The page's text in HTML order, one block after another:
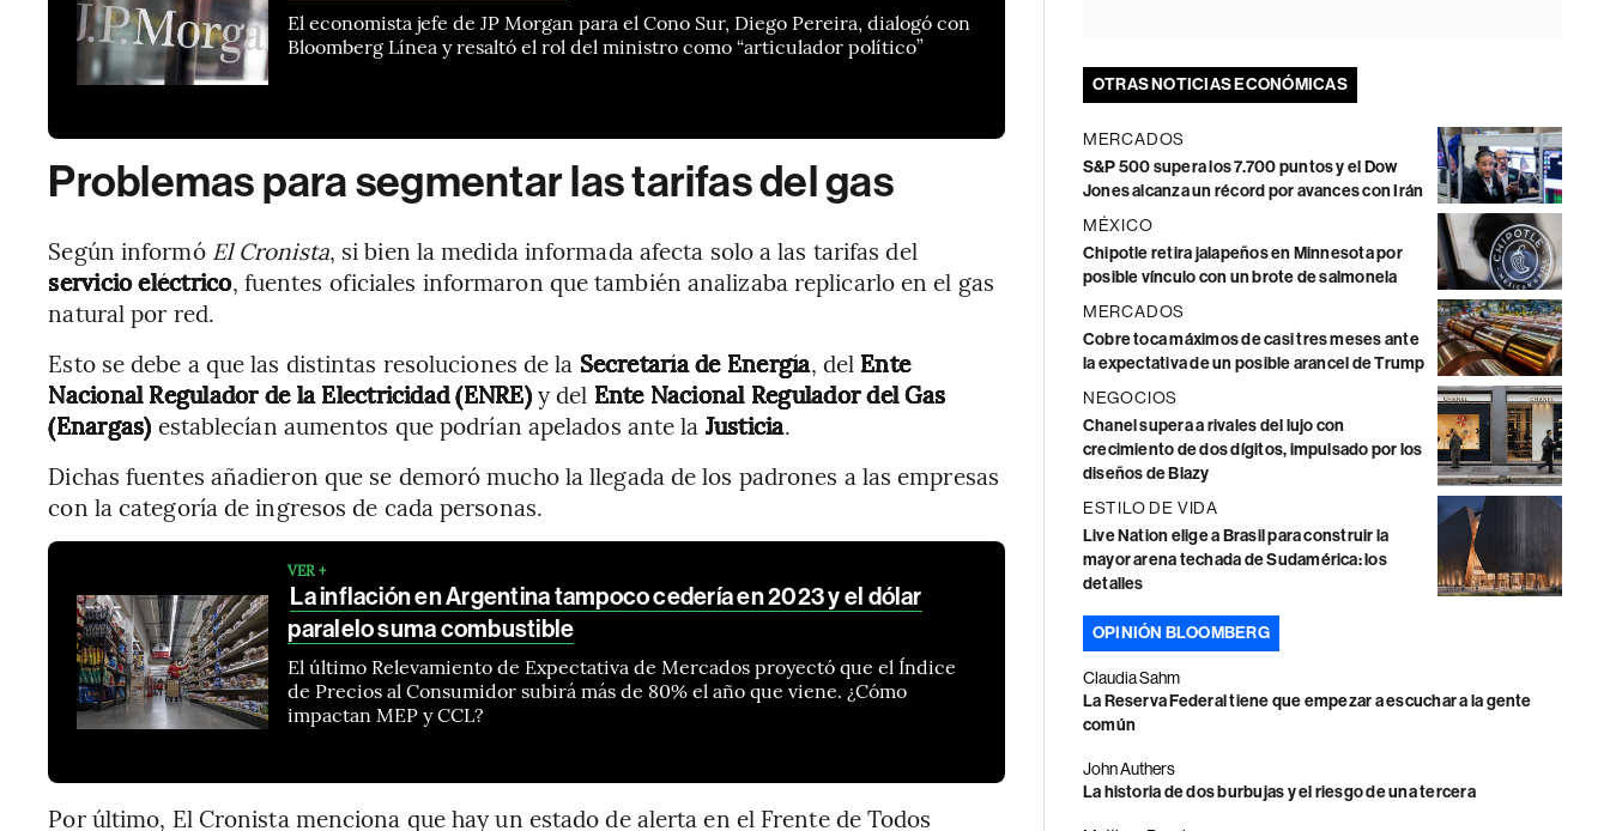
El economista jefe de JP Morgan para el Cono Sur, Diego Pereira, dialogó con
Bloomberg Línea y resaltó el rol del ministro como “articulador político”
Problemas para segmentar las tarifas del gas
Según informó El Cronista, si bien la medida informada afecta solo a las tarifas del
servicio eléctrico, fuentes oficiales informaron que también analizaba replicarlo en el gas
natural por red.
Esto se debe a que las distintas resoluciones de la Secretaría de Energía, del Ente
Nacional Regulador de la Electricidad (ENRE)y del Ente Nacional Regulador del Gas
(Enargas) establecían aumentos que podrían apelados ante la Justicia.
Dichas fuentes añadieron que se demoró mucho la llegada de los padrones a las empresas
con la categoría de ingresos de cada personas.
VER +
La inflación en Argentina tampoco cedería en 2023 y el dólar
paralelo suma combustible
El último Relevamiento de Expectativa de Mercados proyectó que el Índice
de Precios al Consumidor subirá más de 80% el año que viene. ¿Cómo
impactan MEP y CCL?
Por último, El Cronista menciona que hay un estado de alerta en el Frente de Todos
OTRAS NOTICIAS ECONÓMICAS
MERCADOS
S&P 500 supera los 7.700 puntos y el Dow
Jones alcanza un récord por avances con Irán
MÉXICO
Chipotle retira jalapeños en Minnesota por
posible vínculo con un brote de salmonela
MERCADOS
Cobre toca máximos de casi tres meses ante
la expectativa de un posible arancel de Trump
NEGOCIOS
Chanel supera a rivales del lujo con
crecimiento de dos dígitos, impulsado por los
diseños de Blazy
ESTILO DE VIDA
Live Nation elige a Brasil para construir la
mayor arena techada de Sudamérica: los
detalles
OPINIÓN BLOOMBERG
Claudia Sahm
La Reserva Federal tiene que empezar a escuchar a la gente
común
John Authers
La historia de dos burbujas y el riesgo de una tercera